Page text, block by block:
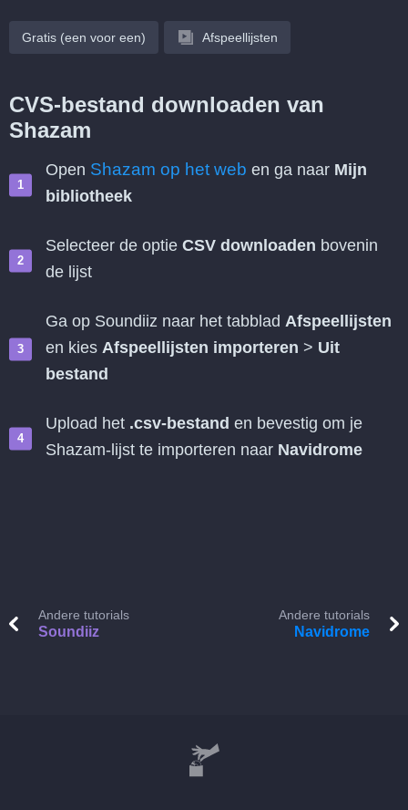
Gratis (een voor een) Afspeellijsten
CVS-bestand downloaden van
Shazam
Open Shazam op het web en ga naar Mijn
bibliotheek
Selecteer de optie CSV downloaden bovenin
de lijst
Ga op Soundiiz naar het tabblad Afspeellijsten
en kies Afspeellijsten importeren > Uit
bestand
Upload het .csv-bestand en bevestig om je
Shazam-lijst te importeren naar Navidrome
Andere tutorials
Soundiiz
Andere tutorials
Navidrome